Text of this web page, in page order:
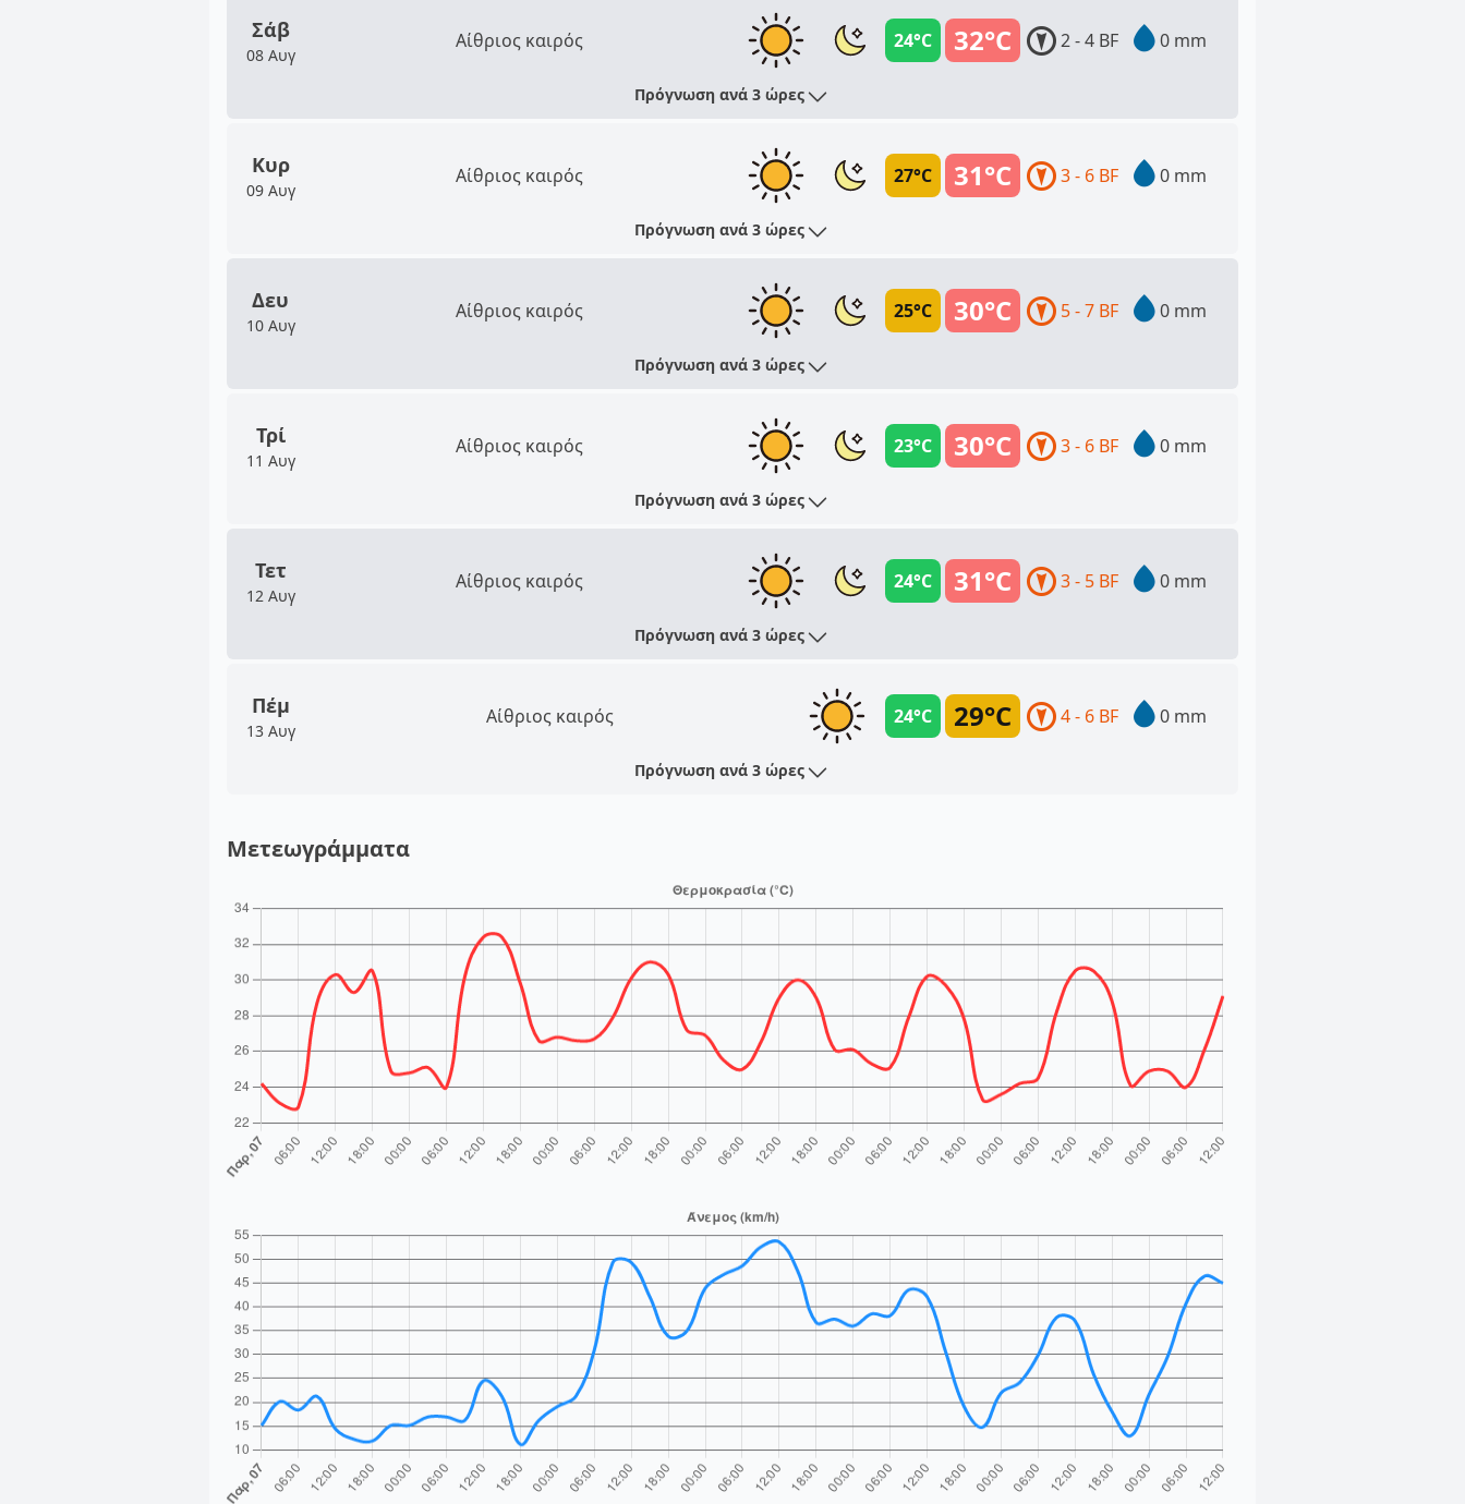
Σάβ
08 Αυγ
Αίθριος καιρός 32°C
24°C 2 - 4 BF 0 mm
Πρόγνωση ανά 3 ώρες
Κυρ
09 Αυγ
Αίθριος καιρός 31°C
27°C 3 - 6 BF 0 mm
Πρόγνωση ανά 3 ώρες
Δευ
10 Αυγ
Αίθριος καιρός 30°C
25°C 5 - 7 BF 0 mm
Πρόγνωση ανά 3 ώρες
Τρί
11 Αυγ
Αίθριος καιρός 30°C
23°C 3 - 6 BF 0 mm
Πρόγνωση ανά 3 ώρες
Τετ
12 Αυγ
Αίθριος καιρός 31°C
24°C 3 - 5 BF 0 mm
Πρόγνωση ανά 3 ώρες
Πέμ
13 Αυγ
Αίθριος καιρός 29°C
24°C 4 - 6 BF 0 mm
Πρόγνωση ανά 3 ώρες
Μετεωγράμματα